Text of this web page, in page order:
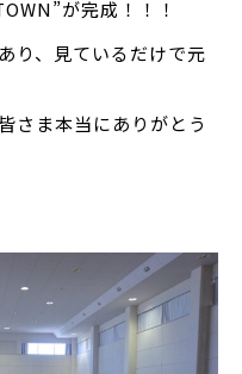
が完成！！！
り、見ているだけで元
さま本当にありがとう